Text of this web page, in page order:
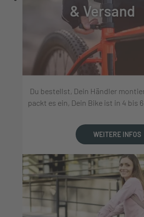
& Versand
Du bestellst, Dein Händler
packt es ein, Dein Bike ist in 4 bis
WEITERE INFOS